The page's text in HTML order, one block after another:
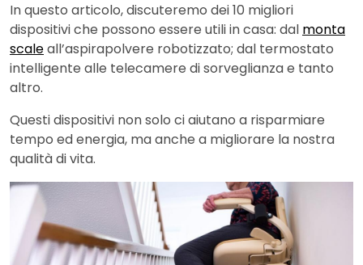
In questo articolo, discuteremo dei 10 migliori
dispositivi che possono essere utili in casa: dal monta
scaleall’aspirapolvere robotizzato; dal termostato
intelligente alle telecamere di sorveglianza e tanto
altro.
Questi dispositivi non solo ci aiutano a risparmiare
tempo ed energia, ma anche a migliorare la nostra
qualità di vita.